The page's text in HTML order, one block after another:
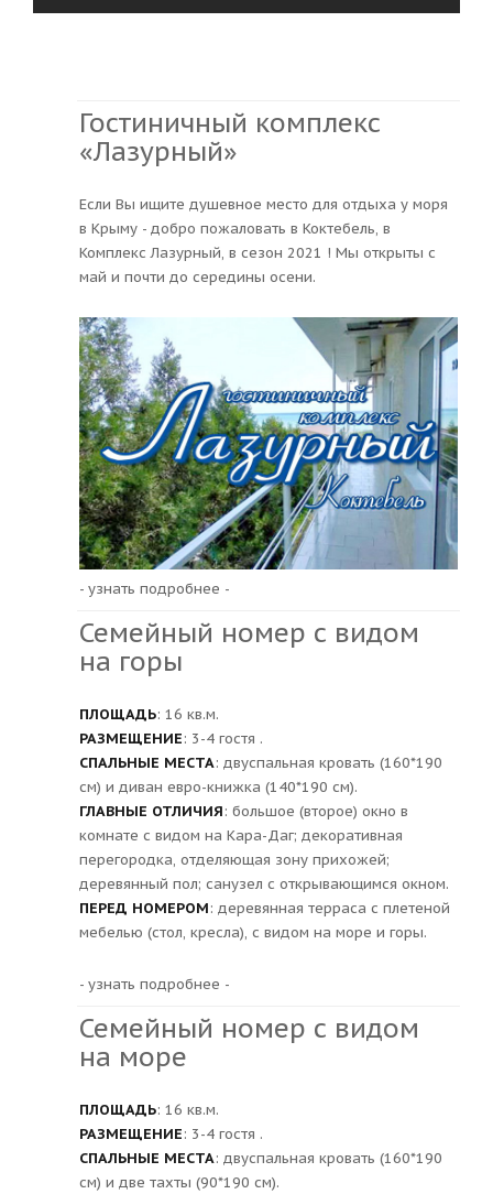
Гостиничный комплекс
«Лазурный»
Если Вы ищите душевное место для отдыха у моря
в Крыму - добро пожаловать в Коктебель, в
Комплекс Лазурный, в сезон 2021 ! Мы открыты с
май и почти до середины осени.
- узнать подробнее -
Семейный номер с видом
на горы
ПЛОЩАДЬ: 16 кв.м.
РАЗМЕЩЕНИЕ: 3-4 гостя .
СПАЛЬНЫЕ МЕСТА: двуспальная кровать (160*190
см) и диван евро-книжка (140*190 см).
ГЛАВНЫЕ ОТЛИЧИЯ: большое (второе) окно в
комнате с видом на Кара-Даг; декоративная
перегородка, отделяющая зону прихожей;
деревянный пол; санузел с открывающимся окном.
ПЕРЕД НОМЕРОМ: деревянная терраса с плетеной
мебелью (стол, кресла), с видом на море и горы.
- узнать подробнее -
Семейный номер с видом
на море
ПЛОЩАДЬ: 16 кв.м.
РАЗМЕЩЕНИЕ: 3-4 гостя .
СПАЛЬНЫЕ МЕСТА: двуспальная кровать (160*190
см) и две тахты (90*190 см).